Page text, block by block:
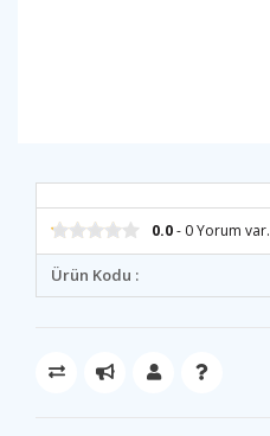
0.0- 0 Yorum var.
Ürün Kodu :